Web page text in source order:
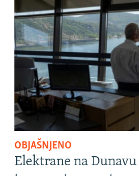
OBJAŠNJENO
Elektrane na